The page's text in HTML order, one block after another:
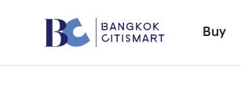
Buy